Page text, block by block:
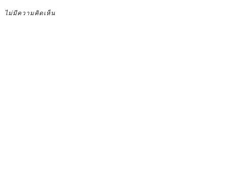
ไม่มีความคิดเห็น